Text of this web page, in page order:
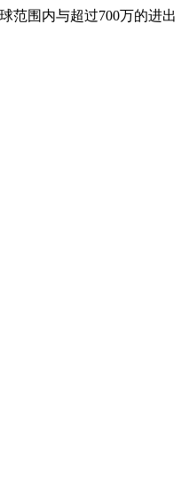
范围内与超过700万的进出